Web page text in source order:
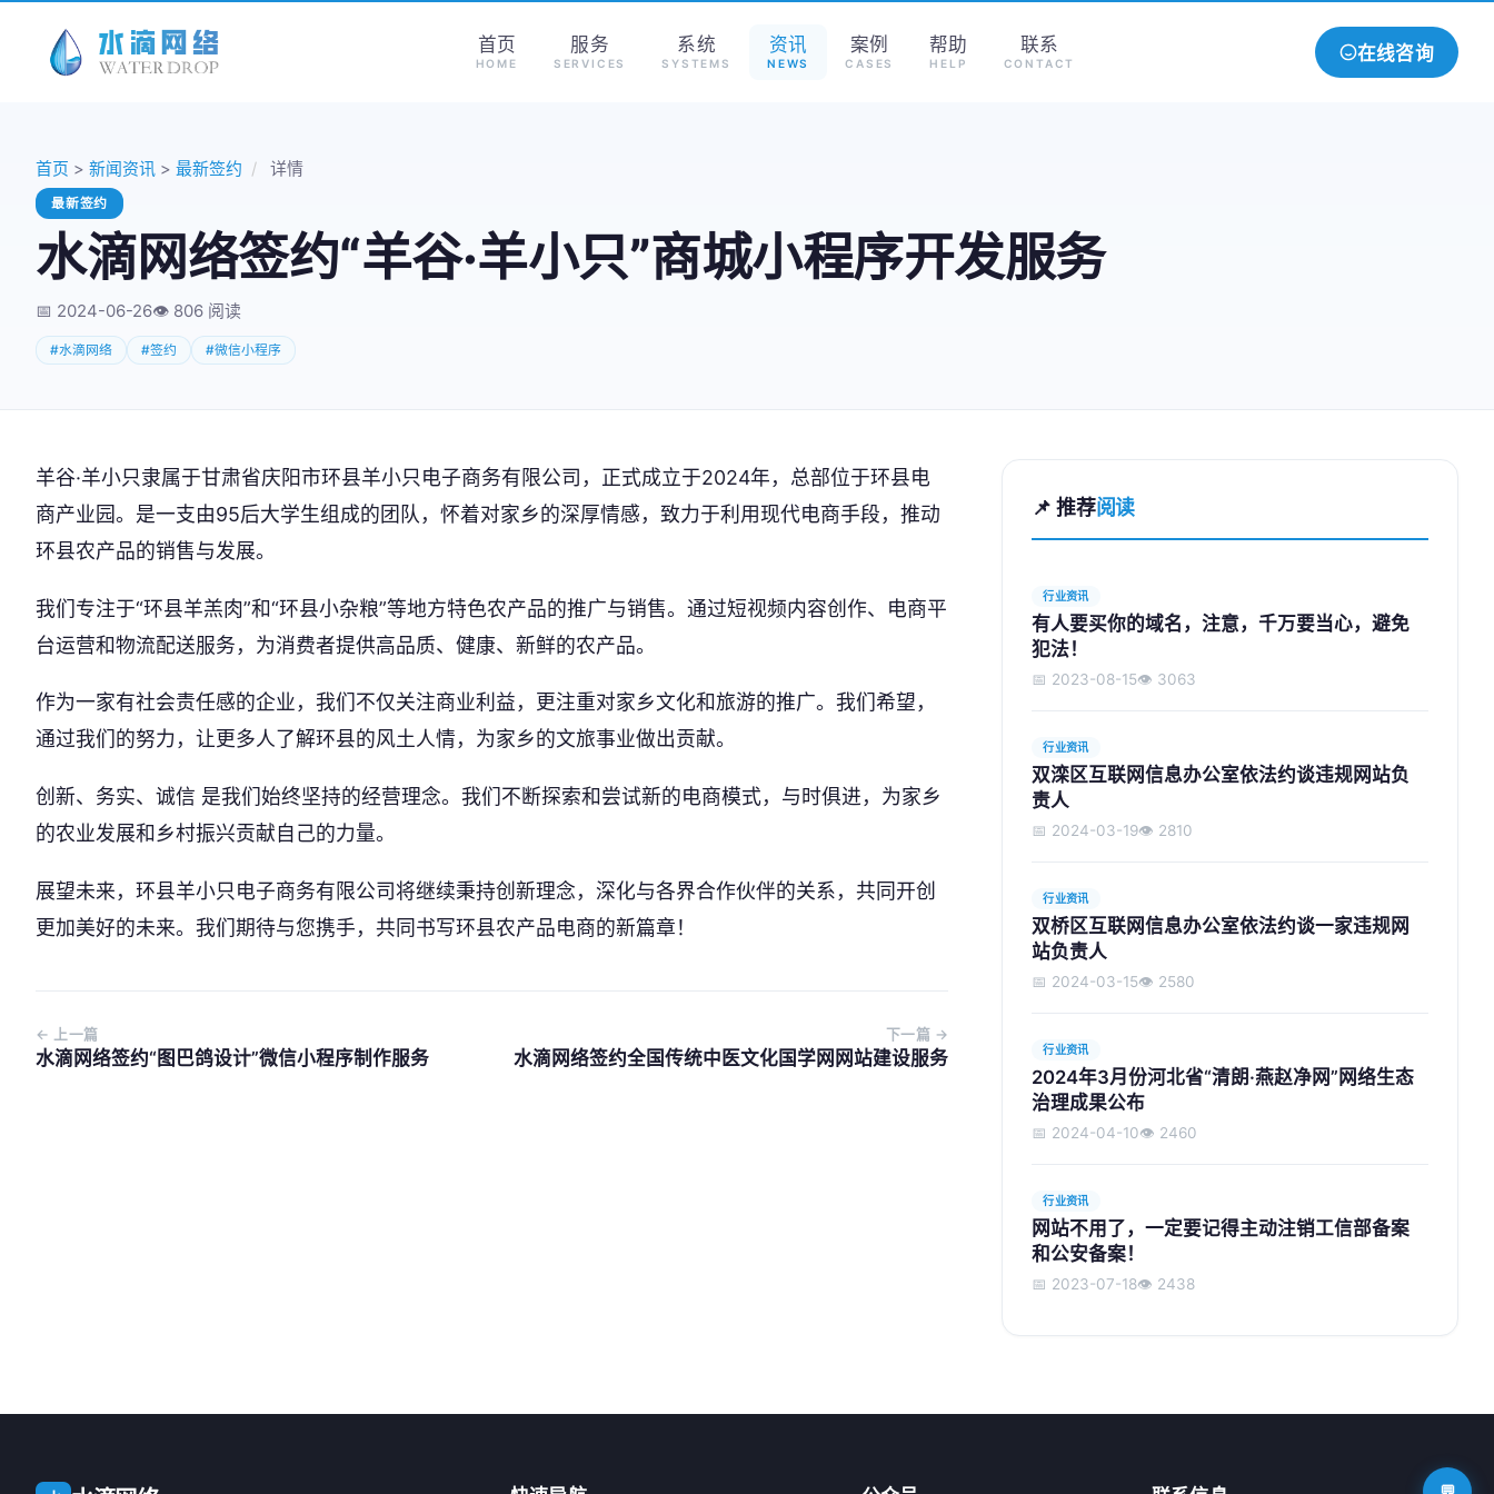
首页
HOME
服务
SERVICES
系统
SYSTEMS
资讯
NEWS
案例
CASES
帮助
HELP
联系
CONTACT 在线咨询
首页 > 新闻资讯 > 最新签约 / 详情
最新签约
水滴网络签约“羊谷·羊小只”商城小程序开发服务
📅 2024-06-26👁️ 806 阅读
#水滴网络 #签约 #微信小程序
羊谷·羊小只隶属于甘肃省庆阳市环县羊小只电子商务有限公司，正式成立于2024年，总部位于环县电
商产业园。是一支由95后大学生组成的团队，怀着对家乡的深厚情感，致力于利用现代电商手段，推动
环县农产品的销售与发展。
我们专注于“环县羊羔肉”和“环县小杂粮”等地方特色农产品的推广与销售。通过短视频内容创作、电商平
台运营和物流配送服务，为消费者提供高品质、健康、新鲜的农产品。
作为一家有社会责任感的企业，我们不仅关注商业利益，更注重对家乡文化和旅游的推广。我们希望，
通过我们的努力，让更多人了解环县的风土人情，为家乡的文旅事业做出贡献。
创新、务实、诚信 是我们始终坚持的经营理念。我们不断探索和尝试新的电商模式，与时俱进，为家乡
的农业发展和乡村振兴贡献自己的力量。
展望未来，环县羊小只电子商务有限公司将继续秉持创新理念，深化与各界合作伙伴的关系，共同开创
更加美好的未来。我们期待与您携手，共同书写环县农产品电商的新篇章！
← 上一篇
水滴网络签约“图巴鸽设计”微信小程序制作服务
下一篇 →
水滴网络签约全国传统中医文化国学网网站建设服务
📌 推荐阅读
行业资讯
有人要买你的域名，注意，千万要当心，避免
犯法！
📅 2023-08-15👁️ 3063
行业资讯
双滦区互联网信息办公室依法约谈违规网站负
责人
📅 2024-03-19👁️ 2810
行业资讯
双桥区互联网信息办公室依法约谈一家违规网
站负责人
📅 2024-03-15👁️ 2580
行业资讯
2024年3月份河北省“清朗·燕赵净网”网络生态
治理成果公布
📅 2024-04-10👁️ 2460
行业资讯
网站不用了，一定要记得主动注销工信部备案
和公安备案！
📅 2023-07-18👁️ 2438
公司名称 *
联系电话 *